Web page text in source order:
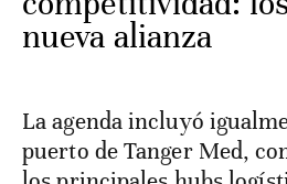
nueva alianza
La agenda incluyó
puerto de Tanger Med,